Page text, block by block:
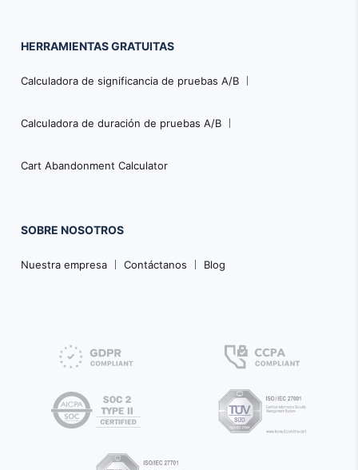
HERRAMIENTAS GRATUITAS
Calculadora de significancia de pruebas A/B
Calculadora de duración de pruebas A/B
Cart Abandonment Calculator
SOBRE NOSOTROS
Nuestra empresa Contáctanos Blog